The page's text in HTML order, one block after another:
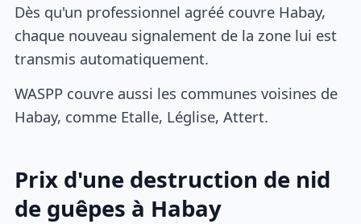
Dès qu'un professionnel agréé couvre Habay,
chaque nouveau signalement de la zone lui est
transmis automatiquement.
WASPP couvre aussi les communes voisines de
Habay, comme Etalle, Léglise, Attert.
Prix d'une destruction de nid
de guêpes à Habay